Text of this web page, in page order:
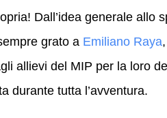
Dall’idea generale allo
grato a Emiliano Raya
allievi del MIP per la loro
durante tutta l’avventura.